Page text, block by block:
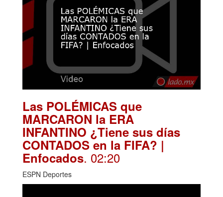
Las POLÉMICAS que
MARCARON la ERA
INFANTINO ¿Tiene sus días
CONTADOS en la FIFA? |
Enfocados. 02:20
ESPN Deportes